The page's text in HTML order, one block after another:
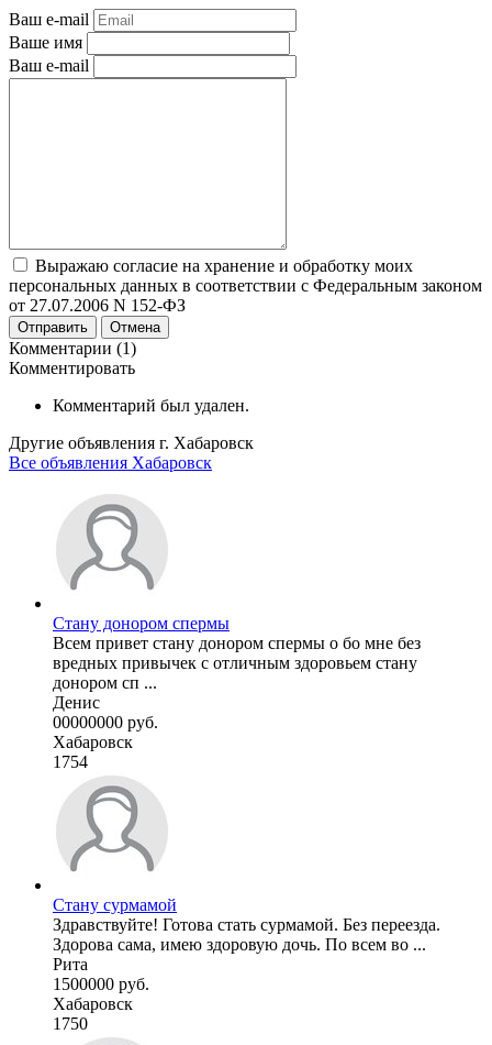
Ваш e-mail
Ваше имя
Ваш e-mail
Выражаю согласие на хранение и обработку моих
персональных данных в соответствии с Федеральным законом
от 27.07.2006 N 152-ФЗ
Отправить Отмена
Комментарии (1)
Комментировать
Комментарий был удален.
Другие объявления г. Хабаровск
Все объявления Хабаровск
Стану донором спермы
Всем привет стану донором спермы о бо мне без
вредных привычек с отличным здоровьем стану
донором сп ...
Денис
00000000 руб.
Хабаровск
1754
Стану сурмамой
Здравствуйте! Готова стать сурмамой. Без переезда.
Здорова сама, имею здоровую дочь. По всем во ...
Рита
1500000 руб.
Хабаровск
1750